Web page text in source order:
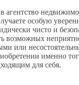
агентство
особую
чисто и
возможных
или
именно
для себя.